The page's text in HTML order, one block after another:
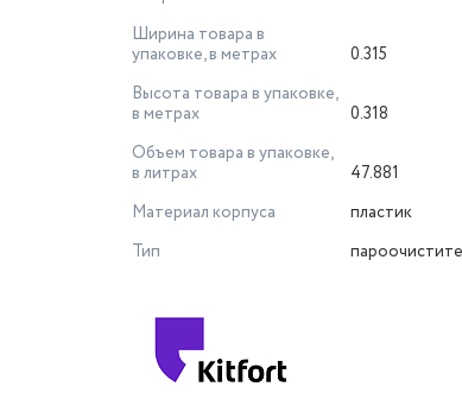
Ширина товара в
упаковке, в метрах
0.315
Высота товара в упаковке,
в метрах
0.318
Объем товара в упаковке,
в литрах
47.881
Материал корпуса
пластик
Тип